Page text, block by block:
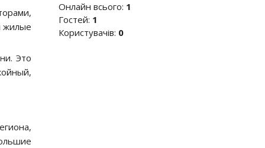
жилые
Это
Онлайн всього: 1
Гостей: 1
Користувачів: 0